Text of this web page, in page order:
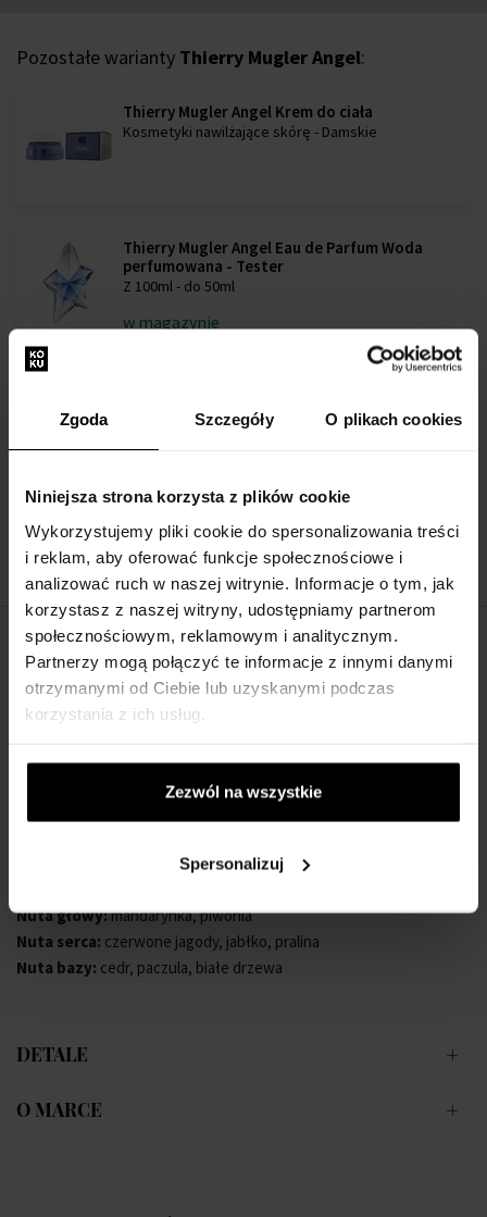
Zgoda Szczegóły O plikach cookies
Niniejsza strona korzysta z plików cookie
Wykorzystujemy pliki cookie do spersonalizowania treści
i reklam, aby oferować funkcje społecznościowe i
analizować ruch w naszej witrynie. Informacje o tym, jak
korzystasz z naszej witryny, udostępniamy partnerom
społecznościowym, reklamowym i analitycznym.
Partnerzy mogą połączyć te informacje z innymi danymi
otrzymanymi od Ciebie lub uzyskanymi podczas
korzystania z ich usług.
Zezwól na wszystkie
Spersonalizuj
Pozostałe warianty Thierry Mugler Angel:
Thierry Mugler Angel Krem do ciała
Kosmetyki nawilżające skórę - Damskie
Thierry Mugler Angel Eau de Parfum Woda
perfumowana - Tester
Z 100ml - do 50ml
w magazynie
do300,00 zł
Thierry Mugler Angel Eau de Parfum Woda
perfumowana
w magazynie
177,00 zł 383,00 zł
OPIS
Angel to woda toaletowa od marki Thierry Mugler. Kwiatowo-
owocowo-gourmand kompozycja zapachowa wydana w 2019 roku.
Nuta głowy:mandarynka, piwonia
Nuta serca: czerwone jagody, jabłko, pralina
Nuta bazy: cedr, paczula, białe drzewa
DETALE
O MARCE